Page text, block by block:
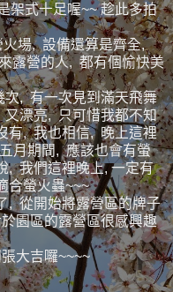
架式十足喔~~ 趁此多拍
場, 設備還算是齊全,
露營的人, 都有個愉快美
次, 有一次見到滿天飛舞
漂亮, 只可惜我都不知
有, 我也相信, 晚上這裡
月期間, 應該也會有螢
, 我們這裡晚上, 一定有
合螢火蟲~~~
, 從開始將露營區的牌子
園區的露營區很感興趣
大吉囉~~~~